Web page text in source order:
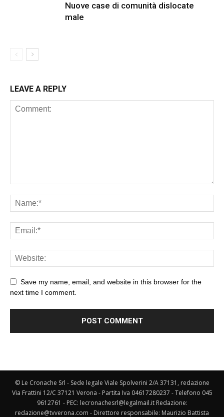
Nuove case di comunità dislocate
male
LEAVE A REPLY
Save my name, email, and website in this browser for the
next time I comment.
© Le Cronache Srl - Sede legale Viale Spolverini 2/A 37131, redazione
Via Frattini 12/C 37121 Verona - Partita Iva 04617280237 - Telefono 045
9612761 - PEC: lecronachesrl@legalmail.it Redazione:
redazione@tvverona.com - Direttore responsabile: Maurizio Battista